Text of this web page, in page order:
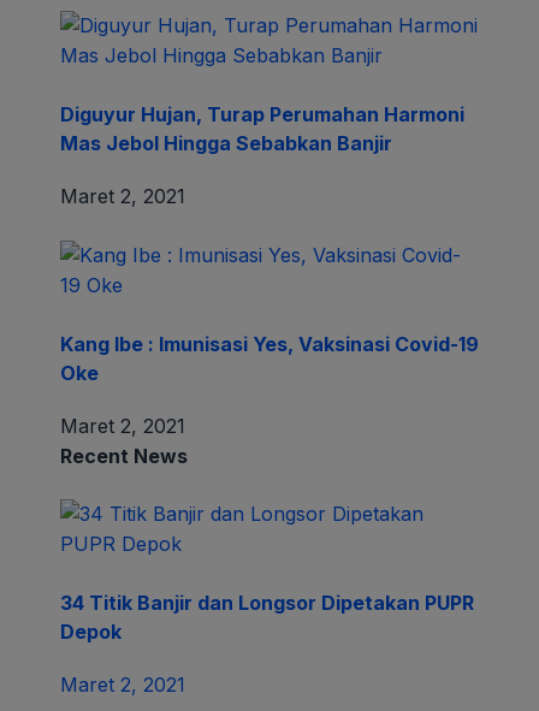
Diguyur Hujan, Turap Perumahan Harmoni
Mas Jebol Hingga Sebabkan Banjir
Maret 2, 2021
Kang Ibe : Imunisasi Yes, Vaksinasi Covid-19
Oke
Maret 2, 2021
Recent News
34 Titik Banjir dan Longsor Dipetakan PUPR
Depok
Maret 2, 2021